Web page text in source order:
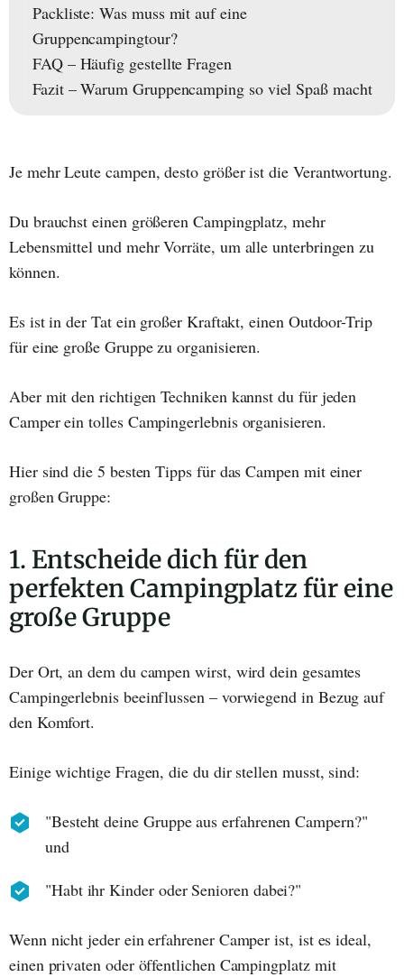
Packliste: Was muss mit auf eine
Gruppencampingtour?
FAQ – Häufig gestellte Fragen
Fazit – Warum Gruppencamping so viel Spaß macht
Je mehr Leute campen, desto größer ist die Verantwortung.
Du brauchst einen größeren Campingplatz, mehr
Lebensmittel und mehr Vorräte, um alle unterbringen zu
können.
Es ist in der Tat ein großer Kraftakt, einen Outdoor-Trip
für eine große Gruppe zu organisieren.
Aber mit den richtigen Techniken kannst du für jeden
Camper ein tolles Campingerlebnis organisieren.
Hier sind die 5 besten Tipps für das Campen mit einer
großen Gruppe:
1. Entscheide dich für den
perfekten Campingplatz für eine
große Gruppe
Der Ort, an dem du campen wirst, wird dein gesamtes
Campingerlebnis beeinflussen – vorwiegend in Bezug auf
den Komfort.
Einige wichtige Fragen, die du dir stellen musst, sind:
"Besteht deine Gruppe aus erfahrenen Campern?"
und
"Habt ihr Kinder oder Senioren dabei?"
Wenn nicht jeder ein erfahrener Camper ist, ist es ideal,
einen privaten oder öffentlichen Campingplatz mit